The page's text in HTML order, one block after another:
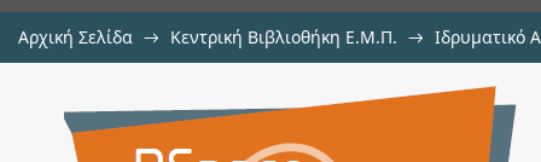
Αρχική Σελίδα → Κεντρική Βιβλιοθήκη Ε.Μ.Π. → Ιδρυματικό
Τεχνολογίες
του Άνθρακα ως εργαζόμενο